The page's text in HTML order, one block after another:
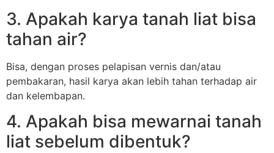
3. Apakah karya tanah liat bisa
tahan air?
Bisa, dengan proses pelapisan vernis dan/atau
pembakaran, hasil karya akan lebih tahan terhadap air
dan kelembapan.
4. Apakah bisa mewarnai tanah
liat sebelum dibentuk?